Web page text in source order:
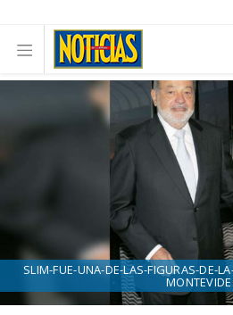
SLIM-FUE-UNA-DE-LAS-FIGURAS-DE-